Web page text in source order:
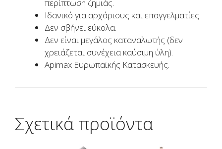
περίπτωση ζημιάς.
Ιδανικό για αρχάριους και επαγγελματίες.
Δεν σβήνει εύκολα.
Δεν είναι μεγάλος καταναλωτής (δεν
χρειάζεται συνέχεια καύσιμη ύλη).
Apimax Ευρωπαϊκής Κατασκευής.
Σχετικά προϊόντα